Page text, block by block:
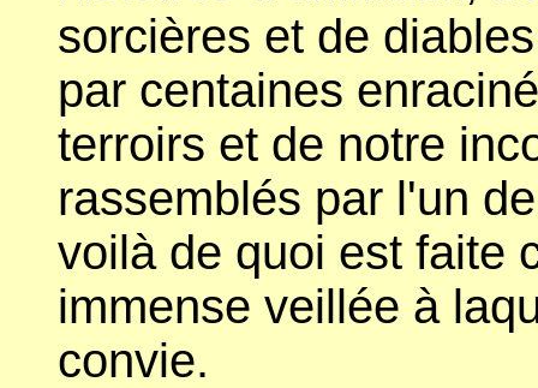
sorcières et de
par centaines
terroirs et de notre
rassemblés par l'un
voilà de quoi est faite
immense veillée à
convie.